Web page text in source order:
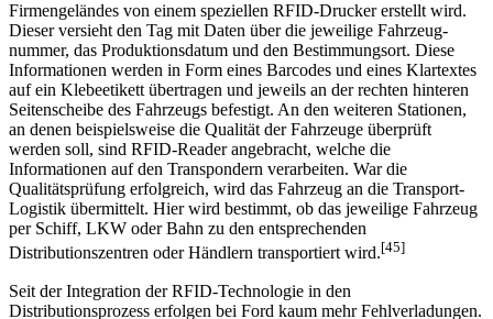
An den jeweiligen Enden der zwei Montagelinien erhalten die
Fahrzeuge einen RFID-Tag, der an der ersten Lesestation des
Firmengeländes von einem speziellen RFID-Drucker erstellt wird.
Dieser versieht den Tag mit Daten über die jeweilige Fahrzeug­
nummer, das Produktionsdatum und den Bestimmungsort. Diese
Informationen werden in Form eines Barcodes und eines Klartextes
auf ein Klebeetikett übertragen und jeweils an der rechten hinteren
Seitenscheibe des Fahrzeugs befestigt. An den weiteren Stationen,
an denen beispielsweise die Qualität der Fahrzeuge überprüft
werden soll, sind RFID-Reader angebracht, welche die
Informationen auf den Transpondern verarbeiten. War die
Qualitätsprüfung erfolgreich, wird das Fahrzeug an die Transport-
Logistik übermittelt. Hier wird bestimmt, ob das jeweilige Fahrzeug
per Schiff, LKW oder Bahn zu den entsprechenden
Distributionszentren oder Händlern transportiert wird.